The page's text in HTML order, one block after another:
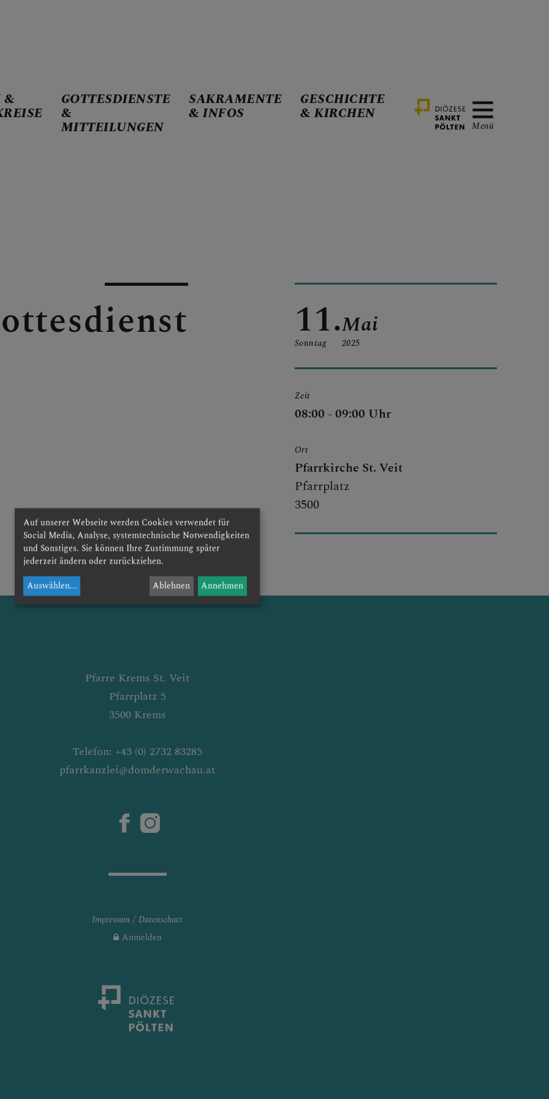
KONTAKT
& INFOS
RÜCKBLICK
& GOTTESDIENSTE
&
MITTEILUNGEN
SAKRAMENTE
& INFOS
GESCHICHTE
& KIRCHEN
Menü
11.
Sonntag
Mai
2025
Zeit
08:00 - 09:00 Uhr
Ort
Pfarrkirche St. Veit
Pfarrplatz
3500
Pfarre Krems St. Veit
Pfarrplatz 5
3500 Krems
Telefon: +43 (0) 2732 83285
pfarrkanzlei@domderwachau.at
Impressum
Datenschutz
Anmelden
Auf unserer Webseite werden Cookies verwendet für
Social Media, Analyse, systemtechnische Notwendigkeiten
und Sonstiges. Sie können Ihre Zustimmung später
jederzeit ändern oder zurückziehen.
Auswählen... Ablehnen Annehmen